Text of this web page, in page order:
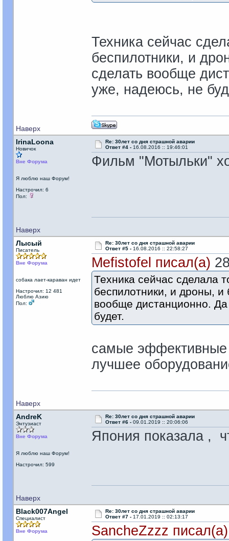
Техника сейчас
беспилотники, и
сделать вообще
уже, надеюсь, не
Наверх
IrinaLoona
Новичок
Вне Форума
Я люблю наш Форум!
Настрочил: 6
Пол:
Re: 30лет со дня страшной аварии
Ответ #4 - 16.08.2016 :: 19:46:01
Фильм "Мотыльки"
Наверх
Лысый
Писатель
Вне Форума
собака лает-караван идет
Настрочил: 12 481
Люблю Азию
Пол:
Re: 30лет со дня страшной аварии
Ответ #5 - 16.08.2016 :: 22:58:27
Mefistofel писал(а)
Техника сейчас сделала
беспилотники, и дроны,
вообще дистанционно.
будет.
самые эффективные
лучшее
Наверх
AndreK
Энтузиаст
Вне Форума
Я люблю наш Форум!
Настрочил: 599
Re: 30лет со дня страшной аварии
Ответ #6 - 09.01.2019 :: 20:06:06
Япония показала ,
Наверх
Black007Angel
Специалист
Вне Форума
Re: 30лет со дня страшной аварии
Ответ #7 - 17.01.2019 :: 02:13:17
SancheZzzz писал(а)